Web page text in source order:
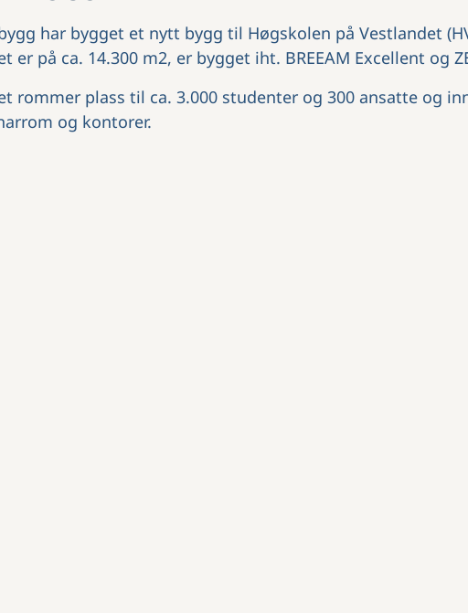
har bygget et nytt bygg til Høgskolen på Vestlandet
er på ca. 14.300 m2, er bygget iht. BREEAM Excellent og
rommer plass til ca. 3.000 studenter og 300 ansatte og
og kontorer.